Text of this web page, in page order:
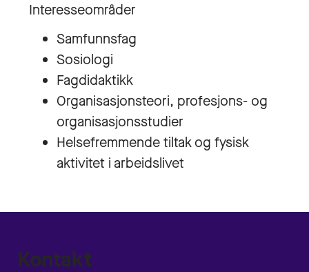
Interesseområder
Samfunnsfag
Sosiologi
Fagdidaktikk
Organisasjonsteori, profesjons- og
organisasjonsstudier
Helsefremmende tiltak og fysisk
aktivitet i arbeidslivet
Kontakt